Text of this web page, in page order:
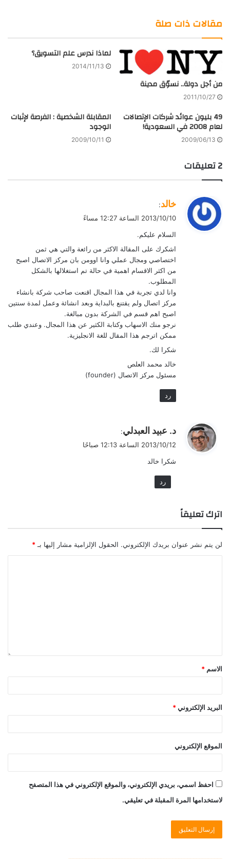
مقالات ذات صلة
من أجل دولة.. نسوّق مدينة
2011/10/27
لماذا ندرس علم التسويق؟
2014/11/13
49 بليون عوائد شركات الإتصالات
لعام 2008 في السعودية!
2009/06/13
المقابلة الشخصية : الفرصة لإثبات
الوجود
2009/10/11
‫2 تعليقات
ي
ل
خالد:
2013/10/10 الساعة 12:27 مساءً
السلام عليكم.
اشكرك على المقالة الاكثر من رائعة والتي هي ثمن
اختصاصي ومجال عملي وانا اوومن بان مركز الاتصال اصبح
من اكثر الاقسام اهمية في حالة تم استغلالها بالشكل
المطلوب.
وانا لدي تجربة في هذا المجال اقنعت صاحب شركة بانشاء
مركز اتصال ولم يقتنع بالبداية وبعد انشائة وعمل لمدة سنتين
اصبح اهم قسم في الشركة بدون مبالغة.
نرجو منك الاسهاب وكتابة الكثير عن هذا المجال. وعندي طلب
ممكن اترجم هذا المقال للغة الانجليزية.
شكرا لك.
خالد محمد العلص
مسئول مركز الاتصال (founder)
رد
ي
ل
د. عبيد العبدلي:
2013/10/12 الساعة 12:13 صباحًا
شكرا خالد
رد
اترك تعليقاً
لن يتم نشر عنوان بريدك الإلكتروني. الحقول الإلزامية مشار إليها بـ *
الاسم *
البريد الإلكتروني *
الموقع الإلكتروني
احفظ اسمي، بريدي الإلكتروني، والموقع الإلكتروني في هذا المتصفح
لاستخدامها المرة المقبلة في تعليقي.